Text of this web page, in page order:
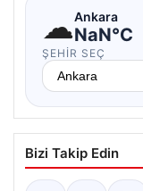
☁Ankara
NaN°C
ŞEHIR SEÇ
Bizi Takip Edin